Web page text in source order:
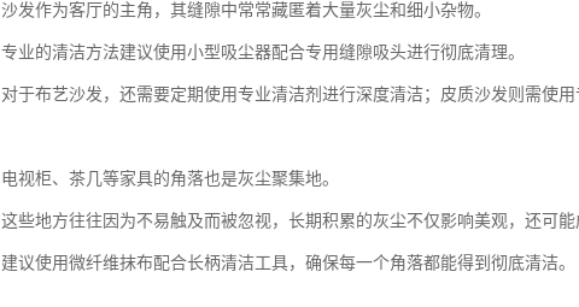
沙发作为客厅的主角，其缝隙中常常藏匿着大量灰尘和细小杂物。
专业的清洁方法建议使用小型吸尘器配合专用缝隙吸头进行彻底清理。
对于布艺沙发，还需要定期使用专业清洁剂进行深度清洁；皮质沙发则需使用
电视柜、茶几等家具的角落也是灰尘聚集地。
这些地方往往因为不易触及而被忽视，长期积累的灰尘不仅影响美观，还可能
建议使用微纤维抹布配合长柄清洁工具，确保每一个角落都能得到彻底清洁。